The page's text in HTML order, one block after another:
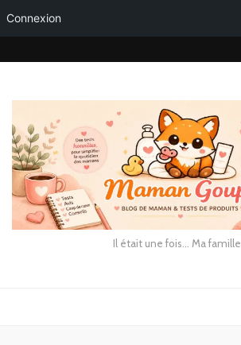
Connexion
Il était une fois… Ma famille.